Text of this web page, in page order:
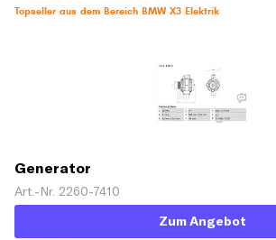
Topseller aus dem Bereich BMW X3 Elektrik
Generator
Art.-Nr. 2260-7410
Zum Angebot